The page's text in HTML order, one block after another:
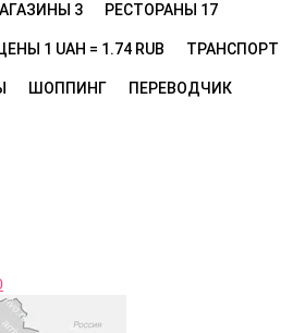
3 РЕСТОРАНЫ 17
1 UAH = 1.74 RUB ТРАНСПОРТ
ШОППИНГ ПЕРЕВОДЧИК